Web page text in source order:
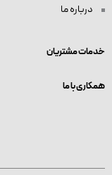
درباره ما
خدمات مشتریان
همکاری با ما